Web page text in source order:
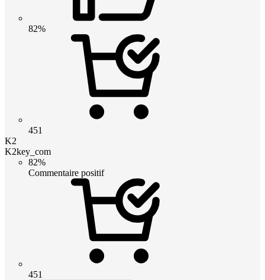
82%
451
K2
K2key_com
82%
Commentaire positif
451